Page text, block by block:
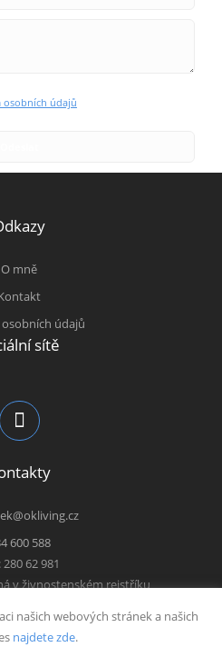
osobních údajů
O mně
údajů
sítě
600 588
280 62 981
v živnostenském rejstříku
našich webových stránek a našich
najdete zde.